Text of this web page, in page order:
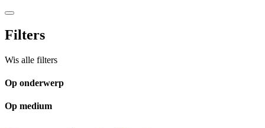
Filters
Wis alle filters
Op onderwerp
Op medium